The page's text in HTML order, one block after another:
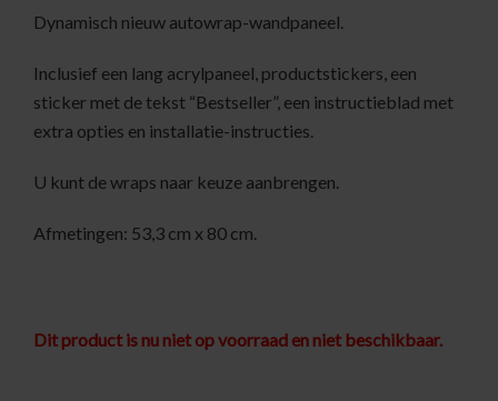
Dynamisch nieuw autowrap-wandpaneel.
Inclusief een lang acrylpaneel, productstickers, een
sticker met de tekst “Bestseller”, een instructieblad met
extra opties en installatie-instructies.
U kunt de wraps naar keuze aanbrengen.
Afmetingen: 53,3 cm x 80 cm.
Dit product is nu niet op voorraad en niet beschikbaar.